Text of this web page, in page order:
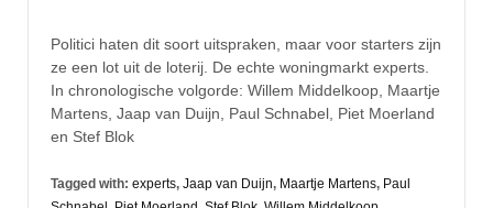
Politici haten dit soort uitspraken, maar voor starters zijn
ze een lot uit de loterij. De echte woningmarkt experts.
In chronologische volgorde: Willem Middelkoop, Maartje
Martens, Jaap van Duijn, Paul Schnabel, Piet Moerland
en Stef Blok
Tagged with: experts, Jaap van Duijn, Maartje Martens, Paul